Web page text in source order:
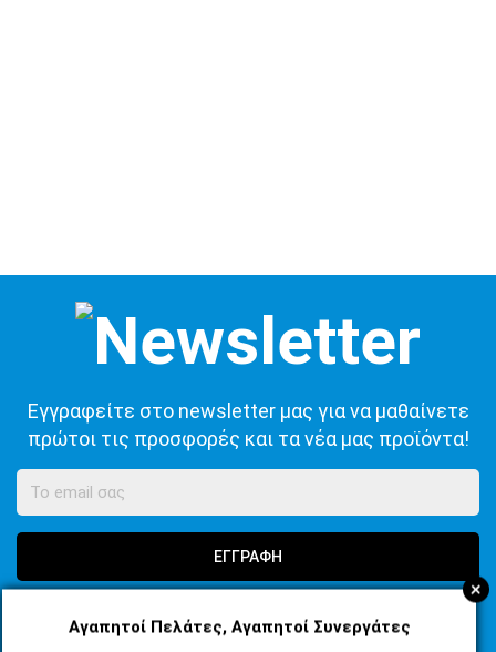
+
Αγαπητοί Πελάτες, Αγαπητοί Συνεργάτες
Εγγραφείτε στο newsletter μας για να μαθαίνετε
πρώτοι τις προσφορές και τα νέα μας προϊόντα!
ΕΓΓΡΑΦΗ
Απορρήτου